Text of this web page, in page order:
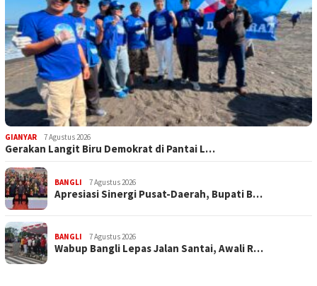
GIANYAR 7 Agustus 2026
Gerakan Langit Biru Demokrat di Pantai L…
BANGLI 7 Agustus 2026
Apresiasi Sinergi Pusat-Daerah, Bupati B…
BANGLI 7 Agustus 2026
Wabup Bangli Lepas Jalan Santai, Awali R…